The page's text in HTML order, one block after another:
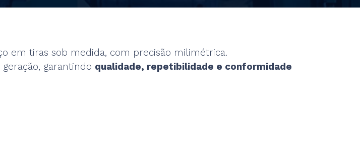
em tiras sob medida, com precisão milimétrica.
garantindo qualidade, repetibilidade e conformidade